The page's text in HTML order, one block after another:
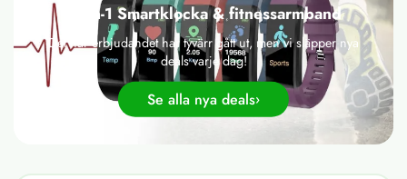
15-in-1 Smartklocka & fitnessarmband
Det här erbjudandet har tyvärr gått ut, men vi släpper nya
deals varje dag!
Se alla nya deals